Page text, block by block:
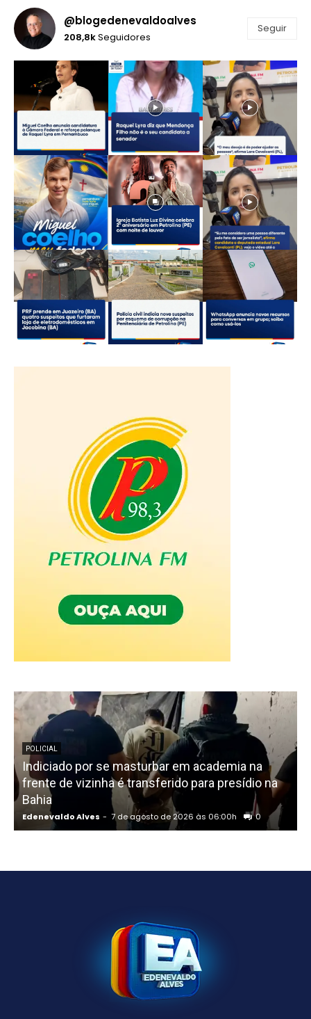
@blogedenevaldoalves
208,8kSeguidores
Seguir
POLICIAL
Indiciado por se masturbar em academia na
frente de vizinha é transferido para presídio na
Bahia
Edenevaldo Alves - 7 de agosto de 2026 às 06:00h 0